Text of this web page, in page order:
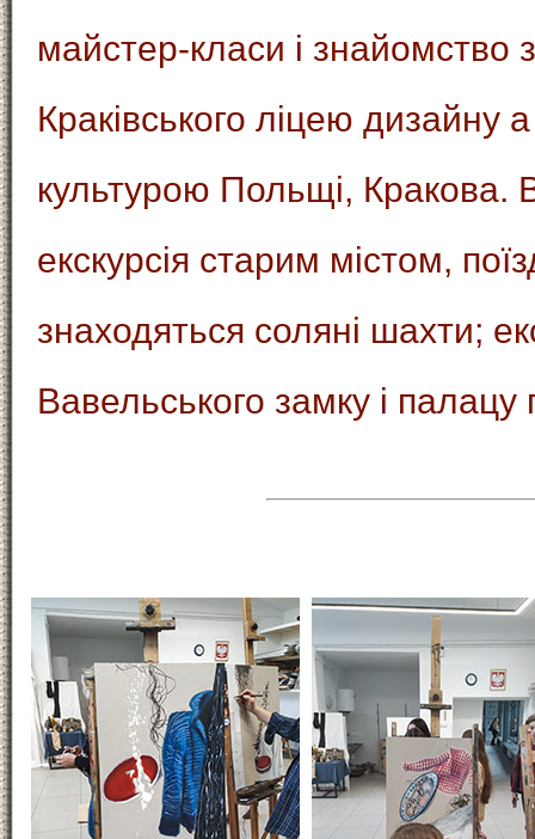
майстер-класи і знайомство
Краківського ліцею дизайну
культурою Польщі, Кракова.
екскурсія старим містом,
знаходяться соляні шахти;
Вавельського замку і палацу